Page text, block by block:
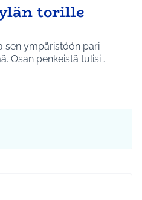
torille
sen ympäristöön pari
Osan penkeistä tulisi…
Hyrylä
mukaan: Ympäristö